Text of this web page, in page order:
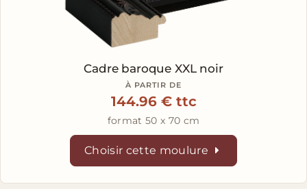
Cadre baroque XXL noir
À PARTIR DE
144.96 € ttc
format 50 x 70 cm
Choisir cette moulure